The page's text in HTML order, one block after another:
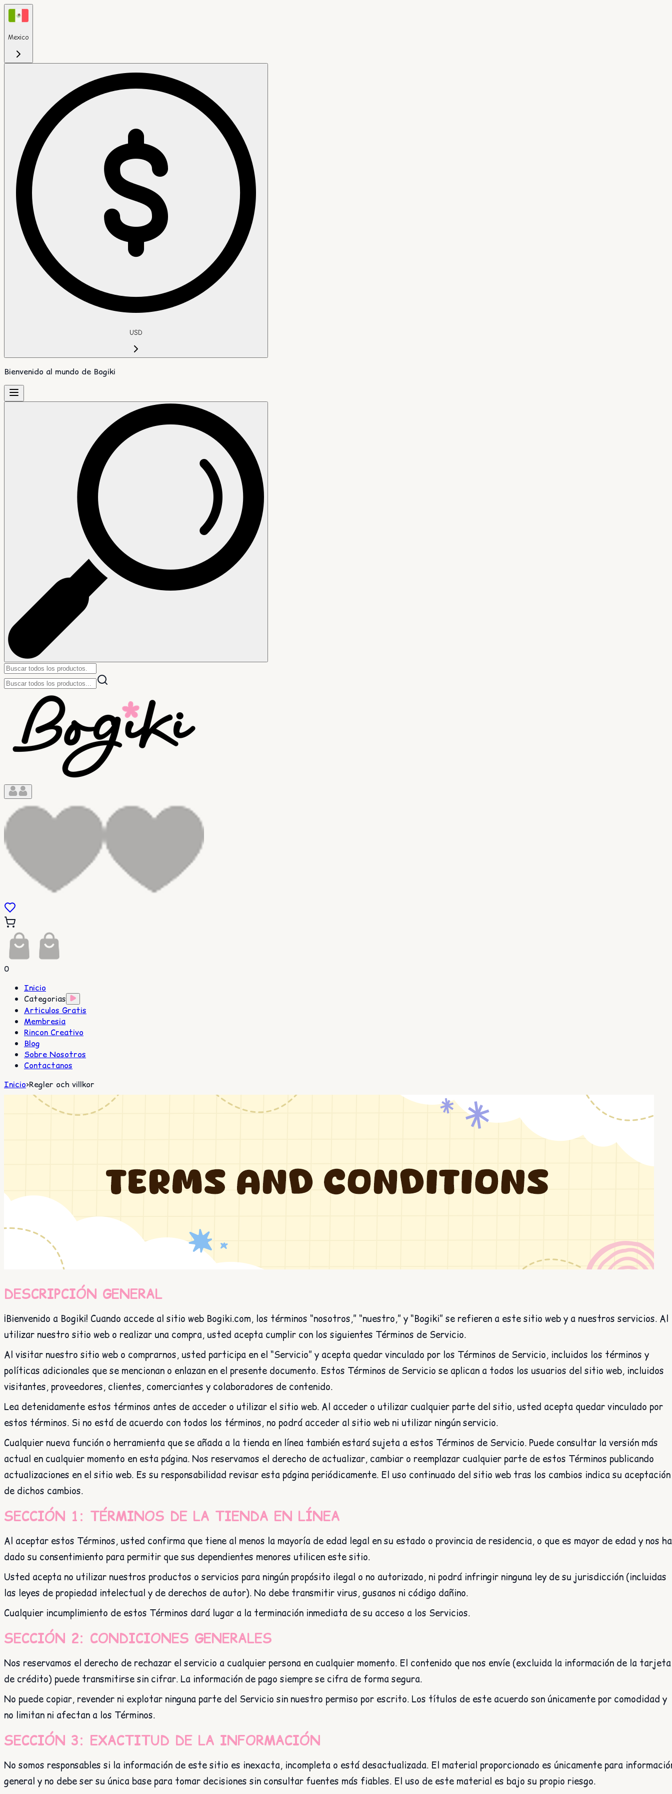
Mexico
USD
Bienvenido al mundo de Bogiki
0
Inicio
Categorias
Articulos Gratis
Membresia
Rincon Creativo
Blog
Sobre Nosotros
Contactanos
Inicio>Regler och villkor
DESCRIPCIÓN GENERAL
¡Bienvenido a Bogiki! Cuando accede al sitio web Bogiki.com, los términos “nosotros,” “nuestro,” y “Bogiki” se refieren a este sitio web y a nuestros servicios. Al
utilizar nuestro sitio web o realizar una compra, usted acepta cumplir con los siguientes Términos de Servicio.
Al visitar nuestro sitio web o comprarnos, usted participa en el “Servicio” y acepta quedar vinculado por los Términos de Servicio, incluidos los términos y
políticas adicionales que se mencionan o enlazan en el presente documento. Estos Términos de Servicio se aplican a todos los usuarios del sitio web, incluidos
visitantes, proveedores, clientes, comerciantes y colaboradores de contenido.
Lea detenidamente estos términos antes de acceder o utilizar el sitio web. Al acceder o utilizar cualquier parte del sitio, usted acepta quedar vinculado por
estos términos. Si no está de acuerdo con todos los términos, no podrá acceder al sitio web ni utilizar ningún servicio.
Cualquier nueva función o herramienta que se añada a la tienda en línea también estará sujeta a estos Términos de Servicio. Puede consultar la versión más
actual en cualquier momento en esta página. Nos reservamos el derecho de actualizar, cambiar o reemplazar cualquier parte de estos Términos publicando
actualizaciones en el sitio web. Es su responsabilidad revisar esta página periódicamente. El uso continuado del sitio web tras los cambios indica su aceptación
de dichos cambios.
SECCIÓN 1: TÉRMINOS DE LA TIENDA EN LÍNEA
Al aceptar estos Términos, usted confirma que tiene al menos la mayoría de edad legal en su estado o provincia de residencia, o que es mayor de edad y nos ha
dado su consentimiento para permitir que sus dependientes menores utilicen este sitio.
Usted acepta no utilizar nuestros productos o servicios para ningún propósito ilegal o no autorizado, ni podrá infringir ninguna ley de su jurisdicción (incluidas
las leyes de propiedad intelectual y de derechos de autor). No debe transmitir virus, gusanos ni código dañino.
Cualquier incumplimiento de estos Términos dará lugar a la terminación inmediata de su acceso a los Servicios.
SECCIÓN 2: CONDICIONES GENERALES
Nos reservamos el derecho de rechazar el servicio a cualquier persona en cualquier momento. El contenido que nos envíe (excluida la información de la tarjeta
de crédito) puede transmitirse sin cifrar. La información de pago siempre se cifra de forma segura.
No puede copiar, revender ni explotar ninguna parte del Servicio sin nuestro permiso por escrito. Los títulos de este acuerdo son únicamente por comodidad y
no limitan ni afectan a los Términos.
SECCIÓN 3: EXACTITUD DE LA INFORMACIÓN
No somos responsables si la información de este sitio es inexacta, incompleta o está desactualizada. El material proporcionado es únicamente para
general y no debe ser su única base para tomar decisiones sin consultar fuentes más fiables. El uso de este material es bajo su propio riesgo.